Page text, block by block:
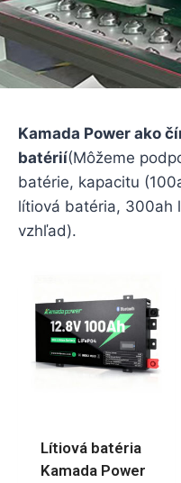
Kamada Power ako
batérií(Môžeme
batérie, kapacitu
lítiová batéria, 300ah
vzhľad).
Lítiová batéria
Kamada Power